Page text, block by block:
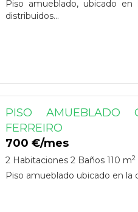
Piso amueblado, ubicado
distribuidos...
PISO AMUEBLADO
FERREIRO
700 €/mes
2 Habitaciones 2 Baños 110 m2
Piso amueblado ubicado en la